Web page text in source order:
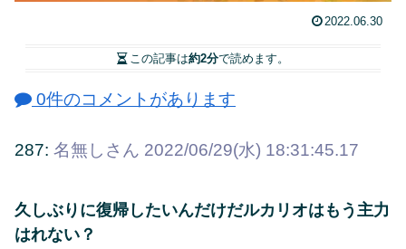
2022.06.30
この記事は約2分で読めます。
0件のコメントがあります
287: 名無しさん 2022/06/29(水) 18:31:45.17
久しぶりに復帰したいんだけだルカリオはもう主力
はれない？